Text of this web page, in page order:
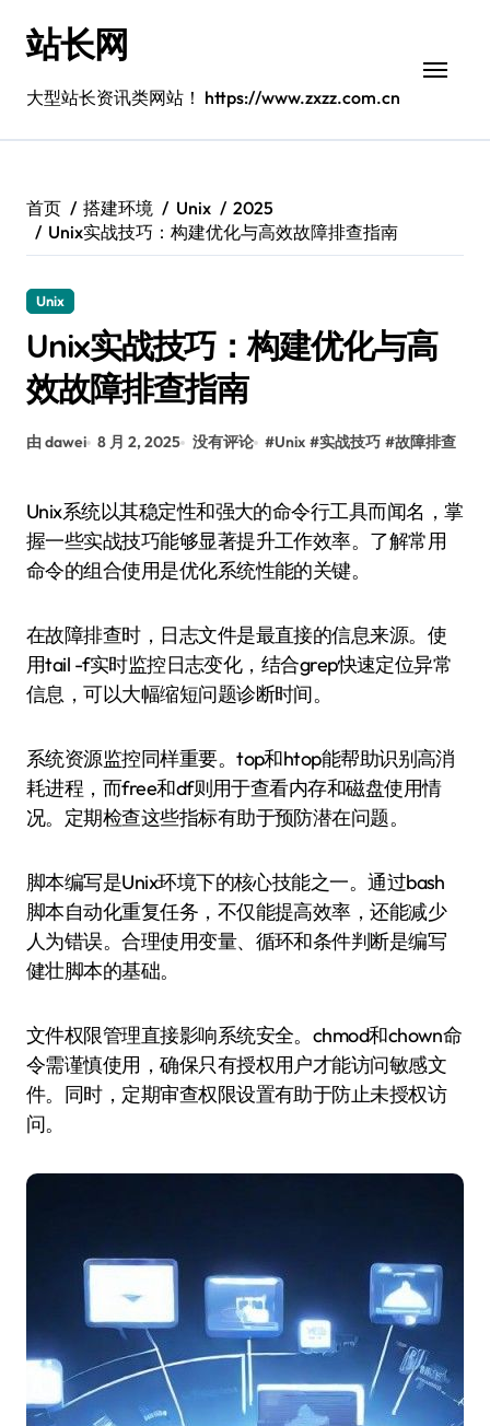
站长网
大型站长资讯类网站！ https://www.zxzz.com.cn
首页 搭建环境 Unix
2025
Unix实战技巧：构建优化与高效故障排查指南
Unix
Unix实战技巧：构建优化与高
效故障排查指南
由 dawei 8 月 2, 2025 没有评论 #Unix #实战技巧 #故障排查
Unix系统以其稳定性和强大的命令行工具而闻名，掌
握一些实战技巧能够显著提升工作效率。了解常用
命令的组合使用是优化系统性能的关键。
在故障排查时，日志文件是最直接的信息来源。使
用tail -f实时监控日志变化，结合grep快速定位异常
信息，可以大幅缩短问题诊断时间。
系统资源监控同样重要。top和htop能帮助识别高消
耗进程，而free和df则用于查看内存和磁盘使用情
况。定期检查这些指标有助于预防潜在问题。
脚本编写是Unix环境下的核心技能之一。通过bash
脚本自动化重复任务，不仅能提高效率，还能减少
人为错误。合理使用变量、循环和条件判断是编写
健壮脚本的基础。
文件权限管理直接影响系统安全。chmod和chown命
令需谨慎使用，确保只有授权用户才能访问敏感文
件。同时，定期审查权限设置有助于防止未授权访
问。